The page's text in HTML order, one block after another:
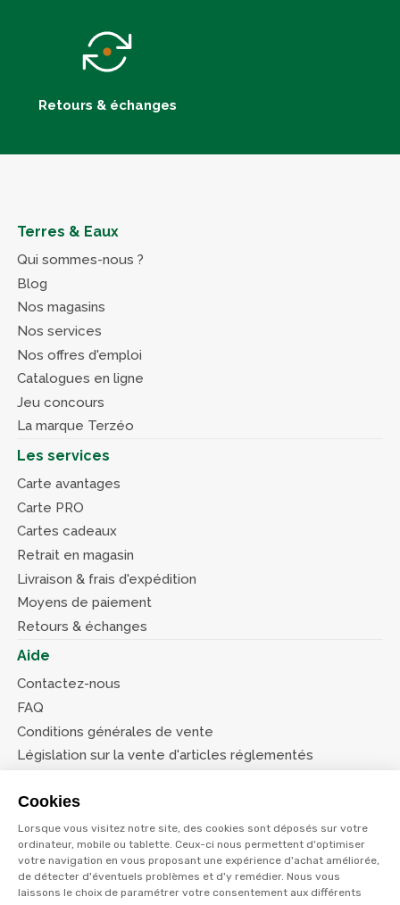
Cookies
Lorsque vous visitez notre site, des cookies sont déposés sur votre
ordinateur, mobile ou tablette. Ceux-ci nous permettent d'optimiser
votre navigation en vous proposant une expérience d'achat améliorée,
de détecter d'éventuels problèmes et d'y remédier. Nous vous
laissons le choix de paramétrer votre consentement aux différents
Retours & échanges
Terres & Eaux
Qui sommes-nous ?
Blog
Nos magasins
Nos services
Nos offres d'emploi
Catalogues en ligne
Jeu concours
La marque Terzéo
Les services
Carte avantages
Carte PRO
Cartes cadeaux
Retrait en magasin
Livraison & frais d'expédition
Moyens de paiement
Retours & échanges
Aide
Contactez-nous
FAQ
Conditions générales de vente
Législation sur la vente d'articles réglementés
Conditions de nos offres
Suivez-nous